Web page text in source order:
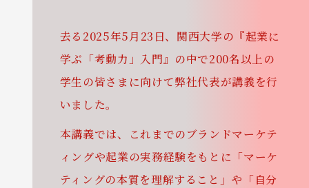
去る2025年5月23日、関西大学の『起業に
学ぶ「考動力」入門』の中で200名以上の
学生の皆さまに向けて弊社代表が講義を行
いました。
本講義では、これまでのブランドマーケテ
ィングや起業の実務経験をもとに「マーケ
ティングの本質を理解すること」や「自分